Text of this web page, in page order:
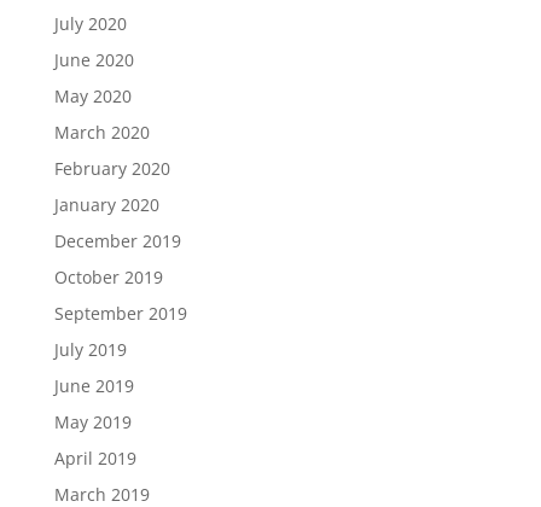
July 2020
June 2020
May 2020
March 2020
February 2020
January 2020
December 2019
October 2019
September 2019
July 2019
June 2019
May 2019
April 2019
March 2019